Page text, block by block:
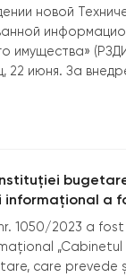
новой
имущества»
22 июня. За
informațional a
1050/2023 a
care prevede